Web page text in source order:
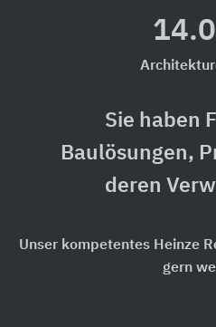
Sie haben
Baulösungen,
deren
Unser kompetentes Heinze
gern